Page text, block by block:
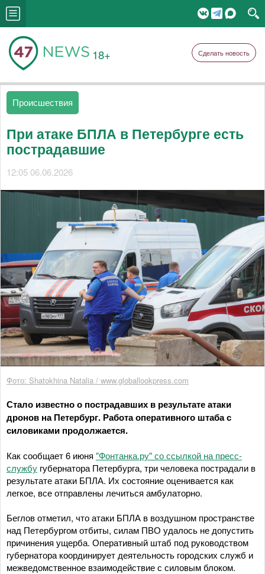
18+ Сделать новость
Происшествия
При атаке БПЛА в Петербурге есть
пострадавшие
12:05 06.06.2026
Фото: Shatokhina Natalia / www.globallookpress.com
Стало известно о пострадавших в результате атаки
дронов на Петербург. Работа оперативного штаба с
силовиками продолжается.
Как сообщает 6 июня "Фонтанка.ру" со ссылкой на пресс-
службу губернатора Петербурга, три человека пострадали в
результате атаки БПЛА. Их состояние оценивается как
легкое, все отправлены лечиться амбулаторно.
Беглов отметил, что атаки БПЛА в воздушном пространстве
над Петербургом отбиты, силам ПВО удалось не допустить
причинения ущерба. Оперативный штаб под руководством
губернатора координирует деятельность городских служб и
межведомственное взаимодействие с силовым блоком.